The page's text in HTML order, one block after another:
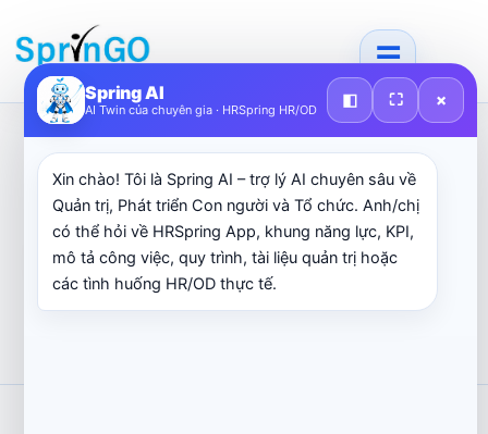
Spring AI
AI Twin của chuyên gia · HRSpring HR/OD ◧ ⛶ ×
Xin chào! Tôi là Spring AI – trợ lý AI chuyên sâu về
Quản trị, Phát triển Con người và Tổ chức. Anh/chị
có thể hỏi về HRSpring App, khung năng lực, KPI,
mô tả công việc, quy trình, tài liệu quản trị hoặc
các tình huống HR/OD thực tế.
to
content
Vui lòng đăng nhập để cập nhật hồ sơ ứng
viên.